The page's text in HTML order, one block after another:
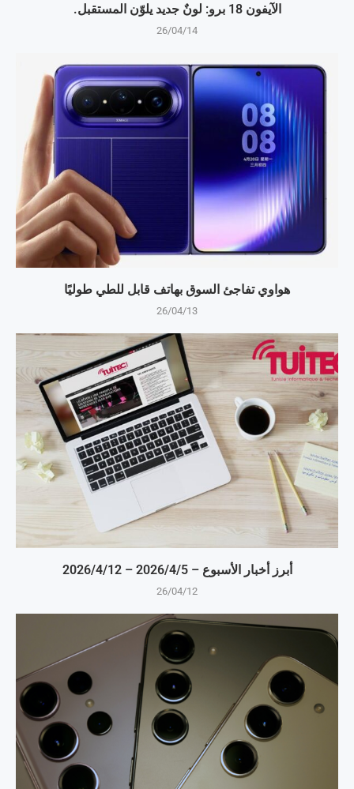
الآيفون 18 برو: لونٌ جديد يلوّن المستقبل.
26/04/14
هواوي تفاجئ السوق بهاتف قابل للطي طوليًا
26/04/13
أبرز أخبار الأسبوع – 5‏/4‏/2026 – 12‏/4‏/2026
26/04/12